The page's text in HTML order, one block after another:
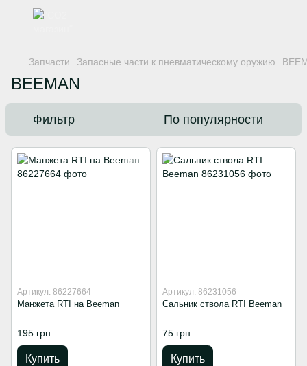
Запчасти Запасные части к пневматическому оружию
BEEMAN
Фильтр По популярности
Артикул: 86227664
Манжета RTI на Beeman
195 грн
Купить
Артикул: 86231056
Сальник ствола RTI Beeman
75 грн
Купить